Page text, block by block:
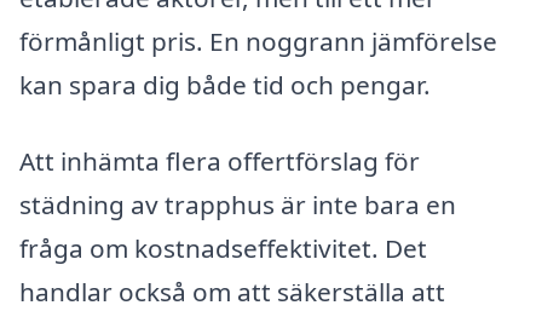
förmånligt pris. En noggrann jämförelse
kan spara dig både tid och pengar.
Att inhämta flera offertförslag för
städning av trapphus är inte bara en
fråga om kostnadseffektivitet. Det
handlar också om att säkerställa att